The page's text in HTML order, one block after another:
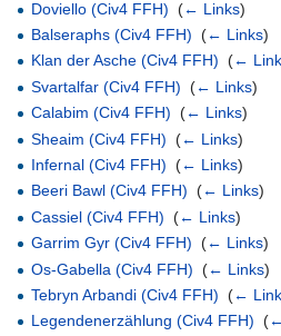
Doviello (Civ4 FFH)
(← Links)
Balseraphs (Civ4 FFH)
(← Links)
Klan der Asche (Civ4 FFH)
(←
Svartalfar (Civ4 FFH)
(← Links)
Calabim (Civ4 FFH)
(← Links)
Sheaim (Civ4 FFH)
(← Links)
Infernal (Civ4 FFH)
(← Links)
Beeri Bawl (Civ4 FFH)
(← Links)
Cassiel (Civ4 FFH)
(← Links)
Garrim Gyr (Civ4 FFH)
(← Links)
Os-Gabella (Civ4 FFH)
(← Links)
Tebryn Arbandi (Civ4 FFH)
(←
Legendenerzählung (Civ4 FFH)
(